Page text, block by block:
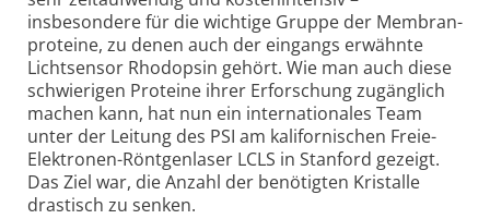
insbesondere für die wichtige Gruppe der Membran­
proteine, zu denen auch der eingangs erwähnte
Lichtsensor Rhodopsin gehört. Wie man auch diese
schwierigen Proteine ihrer Erforschung zugänglich
machen kann, hat nun ein inter­nationales Team
unter der Leitung des PSI am kali­fornischen Freie-
Elektronen-Röntgen­laser LCLS in Stanford gezeigt.
Das Ziel war, die Anzahl der benötigten Kristalle
drastisch zu senken.